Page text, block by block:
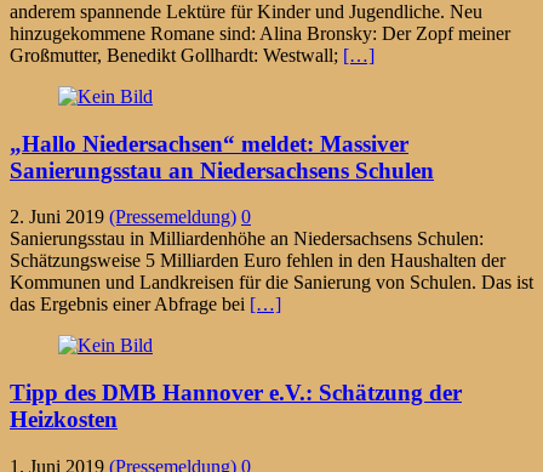
anderem spannende Lektüre für Kinder und Jugendliche. Neu
hinzugekommene Romane sind: Alina Bronsky: Der Zopf meiner
Großmutter, Benedikt Gollhardt: Westwall; […]
„Hallo Niedersachsen“ meldet: Massiver
Sanierungsstau an Niedersachsens Schulen
2. Juni 2019 (Pressemeldung) 0
Sanierungsstau in Milliardenhöhe an Niedersachsens Schulen:
Schätzungsweise 5 Milliarden Euro fehlen in den Haushalten der
Kommunen und Landkreisen für die Sanierung von Schulen. Das ist
das Ergebnis einer Abfrage bei […]
Tipp des DMB Hannover e.V.: Schätzung der
Heizkosten
1. Juni 2019 (Pressemeldung) 0